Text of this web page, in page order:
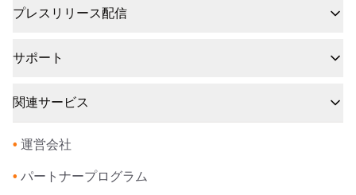
プレスリリース配信
サポート
関連サービス
• 運営会社
• パートナープログラム